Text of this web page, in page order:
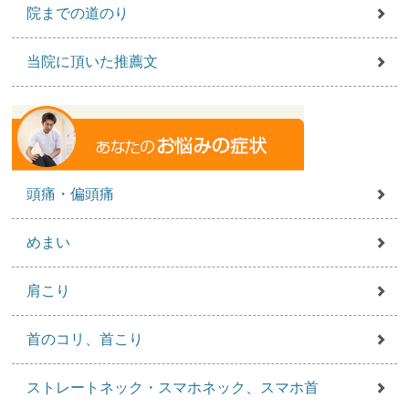
院までの道のり
当院に頂いた推薦文
頭痛・偏頭痛
めまい
肩こり
首のコリ、首こり
ストレートネック・スマホネック、スマホ首